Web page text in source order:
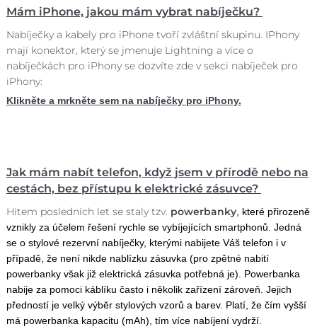
Mám iPhone, jakou mám vybrat nabíječku?
Nabíječky a kabely pro iPhone tvoří zvláštní skupinu. IPhony
mají konektor, který se jmenuje Lightning a více o
nabíječkách pro iPhony se dozvíte zde v sekci nabíječek pro
iPhony:
Klikněte a mrkněte sem na nabíječky pro iPhony.
Jak mám nabít telefon, když jsem v přírodě nebo na
cestách, bez přístupu k elektrické zásuvce?
Hitem posledních let se staly tzv. powerbanky, které přirozeně
vznikly za účelem řešení rychle se vybíjejících smartphonů. Jedná
se o stylové rezervní nabíječky, kterými nabijete Váš telefon i v
případě, že není nikde nablízku zásuvka (pro zpětné nabití
powerbanky však již elektrická zásuvka potřebná je). Powerbanka
nabije za pomoci káblíku často i několik zařízení zároveň. Jejich
předností je velký výběr stylových vzorů a barev. Platí, že čím vyšší
má powerbanka kapacitu (mAh), tím více nabíjení vydrží.